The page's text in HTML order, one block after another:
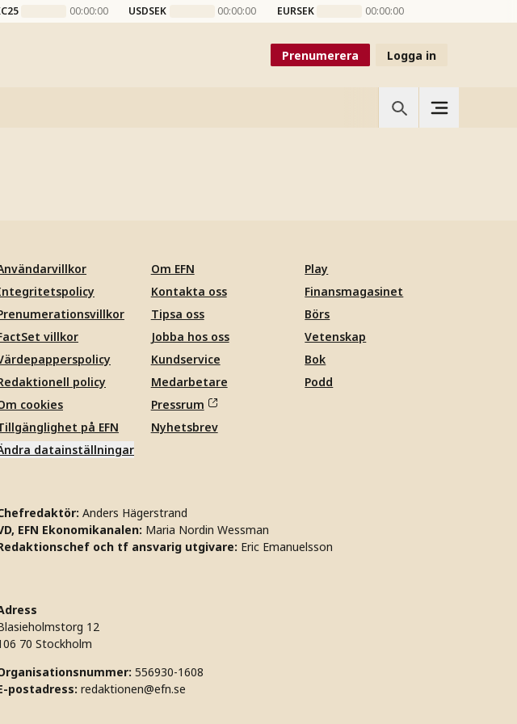
00:00:00 USDSEK 00:00:00 EURSEK 00:00:00
Prenumerera Logga in
villkor
policy
cookies
på EFN
datainställningar
Om EFN
Kontakta oss
Tipsa oss
Jobba hos oss
Kundservice
Medarbetare
Pressrum
Nyhetsbrev
Play
Finansmagasinet
Börs
Vetenskap
Bok
Podd
Anders Hägerstrand
EFN Ekonomikanalen: Maria Nordin Wessman
och tf ansvarig utgivare: Eric Emanuelsson
12
70 Stockholm
556930-1608
postadress: redaktionen@efn.se